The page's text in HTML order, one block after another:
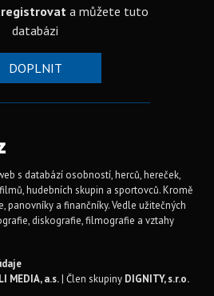
a můžete tuto
databázi
DOPLNIT
s databází osobností, herců, hereček,
hudebních skupin a sportovců. Kromě
a finančníky. Vedle užitečných
diskografie, filmografie a vztahy
MEDIA, a.s.| Člen skupiny DIGNITY, s.r.o.